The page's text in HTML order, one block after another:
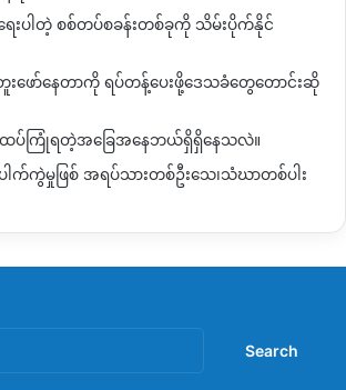
းပါတဲ့ စစ်တပ်စခန်းတစ်ခုကို သိမ်းပိုက်နိုင်
ဖော်နေတာကို ရပ်တန့်ပေးဖို့ဒေသခံတွေတောင်းဆို
းထပ်ကြုံရတဲ့အခြေအနေဘယ်ရှိရှိနေသလဲ။
ေါက်ကွဲမှုဖြစ် အရပ်သားတစ်ဦးသေ၊သံဃာတစ်ပါး